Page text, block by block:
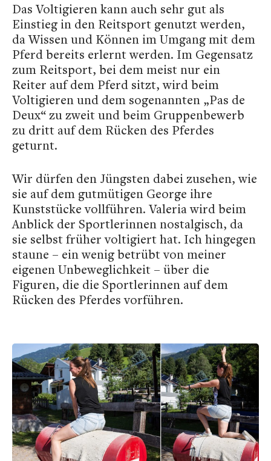
Das Voltigieren kann auch sehr gut als
Einstieg in den Reitsport genutzt werden,
da Wissen und Können im Umgang mit dem
Pferd bereits erlernt werden. Im Gegensatz
zum Reitsport, bei dem meist nur ein
Reiter auf dem Pferd sitzt, wird beim
Voltigieren und dem sogenannten „Pas de
Deux“ zu zweit und beim Gruppenbewerb
zu dritt auf dem Rücken des Pferdes
geturnt.
Wir dürfen den Jüngsten dabei zusehen, wie
sie auf dem gutmütigen George ihre
Kunststücke vollführen. Valeria wird beim
Anblick der Sportlerinnen nostalgisch, da
sie selbst früher voltigiert hat. Ich hingegen
staune – ein wenig betrübt von meiner
eigenen Unbeweglichkeit – über die
Figuren, die die Sportlerinnen auf dem
Rücken des Pferdes vorführen.